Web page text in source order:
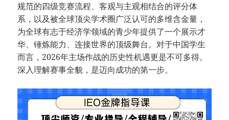
规范的四级竞赛流程、客观与主观相结合的评分体
系，以及被全球顶尖学术圈广泛认可的多维含金量，
为全球有志于经济学领域的青少年提供了一个展示才
华、锤炼能力、连接世界的顶级舞台。对于中国学生
而言，2026年主场作战的历史性机遇更是不可多得。
深入理解赛事全貌，是迈向成功的第一步。